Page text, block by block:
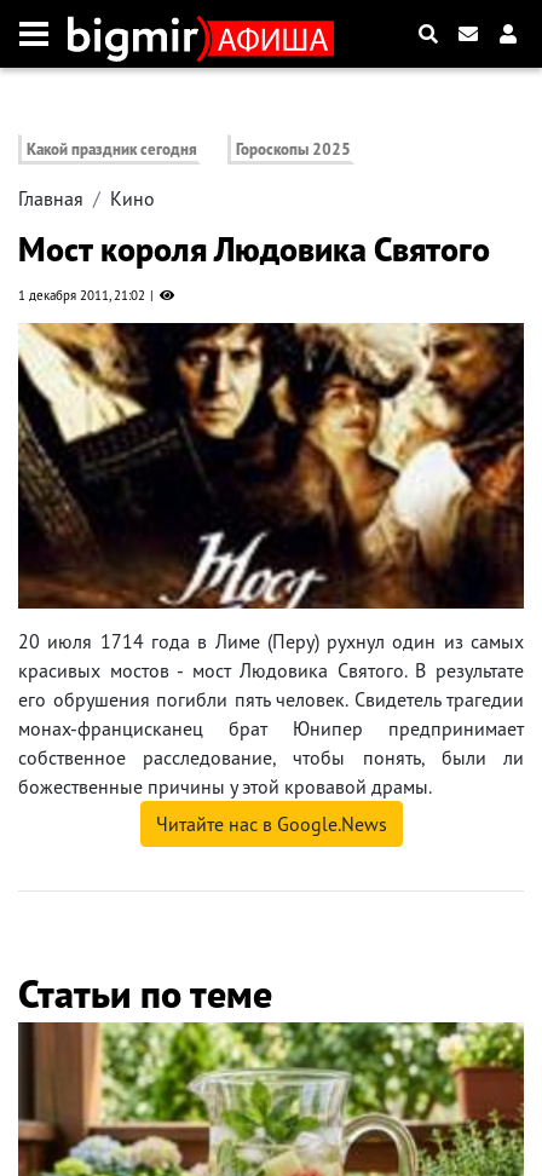
Какой праздник сегодня Гороскопы 2025
Главная Кино
Мост короля Людовика Святого
1 декабря 2011, 21:02
20 июля 1714 года в Лиме (Перу) рухнул один из самых
красивых мостов - мост Людовика Святого. В результате
его обрушения погибли пять человек. Свидетель трагедии
монах-францисканец брат Юнипер предпринимает
собственное расследование, чтобы понять, были ли
божественные причины у этой кровавой драмы.
Читайте нас в Google.News
Статьи по теме